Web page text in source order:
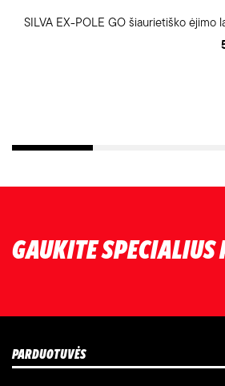
SILVA EX-POLE GO šiaurietiško ėjimo
GAUKITE SPECIALIUS
PARDUOTUVĖS